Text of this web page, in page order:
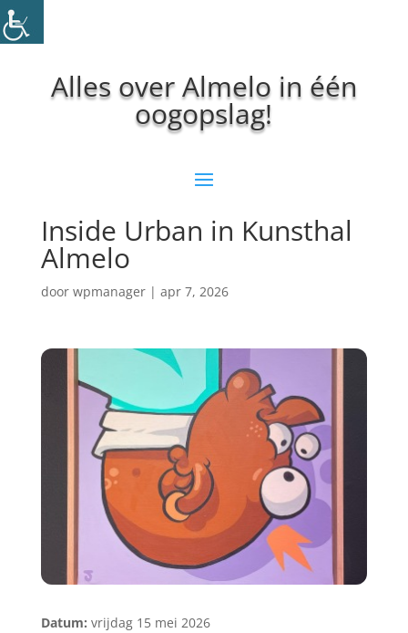
Alles over Almelo in één
oogopslag!
Inside Urban in Kunsthal
Almelo
door wpmanager| apr 7, 2026
Datum: vrijdag 15 mei 2026